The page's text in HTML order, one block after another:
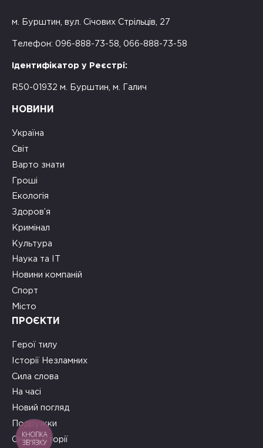
м. Бурштин, вул. Січових Стрільців, 27
Телефон: 096-888-73-58, 066-888-73-58
Ідентифікатор у Реєстрі:
R50-01932 м. Бурштин, м. Галич
НОВИНИ
Україна
Світ
Варто знати
Гроші
Екологія
Здоров’я
Кримінал
Культура
Наука та ІТ
Новини компаній
Спорт
Місто
ПРОЄКТИ
Герої тилу
Історії Незламних
Сила слова
На часі
Новий погляд
Подружки
Смачні історії
КНОПКА
ЗВ'ЯЗКУ